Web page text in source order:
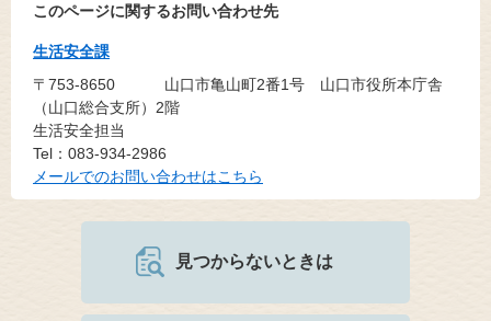
このページに関するお問い合わせ先
生活安全課
〒753-8650
山口市亀山町2番1号 山口市役所本庁舎
（山口総合支所）2階
生活安全担当
Tel：083-934-2986
メールでのお問い合わせはこちら
見つからないときは